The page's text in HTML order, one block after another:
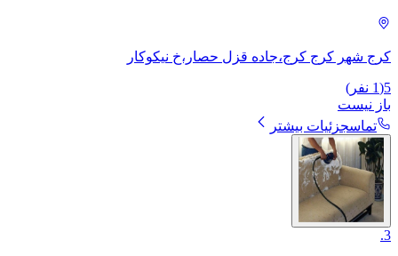
کرج شهر کرج کرج،جاده قزل حصار،خ نیکوکار
5
(
1 نفر)
باز نیست
تماسجزئیات بیشتر
3
.